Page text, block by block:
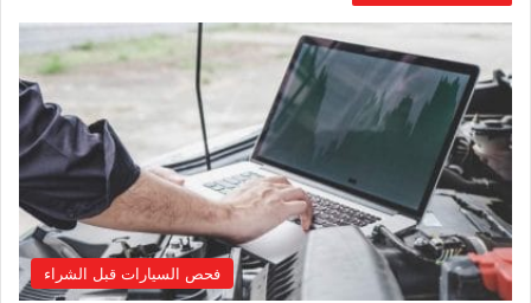
فحص السيارات قبل الشراء